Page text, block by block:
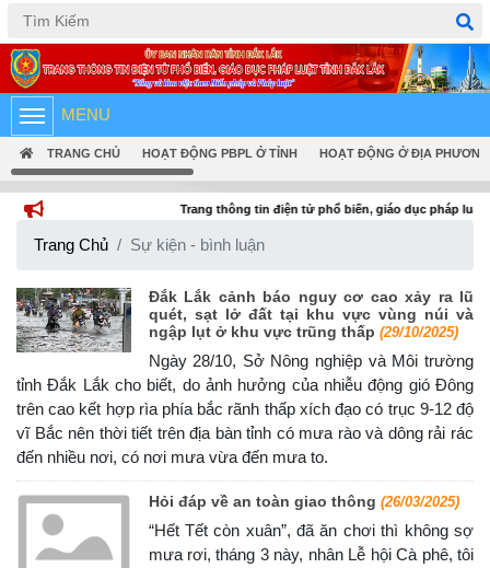
Tiếng Việt English
MENU
TRANG CHỦ HOẠT ĐỘNG PBPL Ở TỈNH HOẠT ĐỘNG Ở ĐỊA PHƯƠNG
Trang thông tin điện tử phổ biến, giáo dục pháp luật tỉnh Đắk Lắk
Trang Chủ Sự kiện - bình luận
Đắk Lắk cảnh báo nguy cơ cao xảy ra lũ
quét, sạt lở đất tại khu vực vùng núi và
ngập lụt ở khu vực trũng thấp (29/10/2025)
Ngày 28/10, Sở Nông nghiệp và Môi trường
tỉnh Đắk Lắk cho biết, do ảnh hưởng của nhiễu động gió Đông
trên cao kết hợp rìa phía bắc rãnh thấp xích đạo có trục 9-12 độ
vĩ Bắc nên thời tiết trên địa bàn tỉnh có mưa rào và dông rải rác
đến nhiều nơi, có nơi mưa vừa đến mưa to.
Hỏi đáp về an toàn giao thông (26/03/2025)
“Hết Tết còn xuân”, đã ăn chơi thì không sợ
mưa rơi, tháng 3 này, nhân Lễ hội Cà phê, tôi